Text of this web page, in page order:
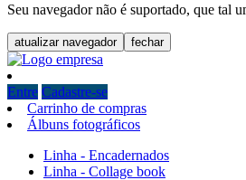
Seu navegador não é suportado, que tal
atualizar navegador fechar
Entre Cadastre-se
Carrinho de compras
Álbuns fotográficos
Linha - Encadernados
Linha - Collage book